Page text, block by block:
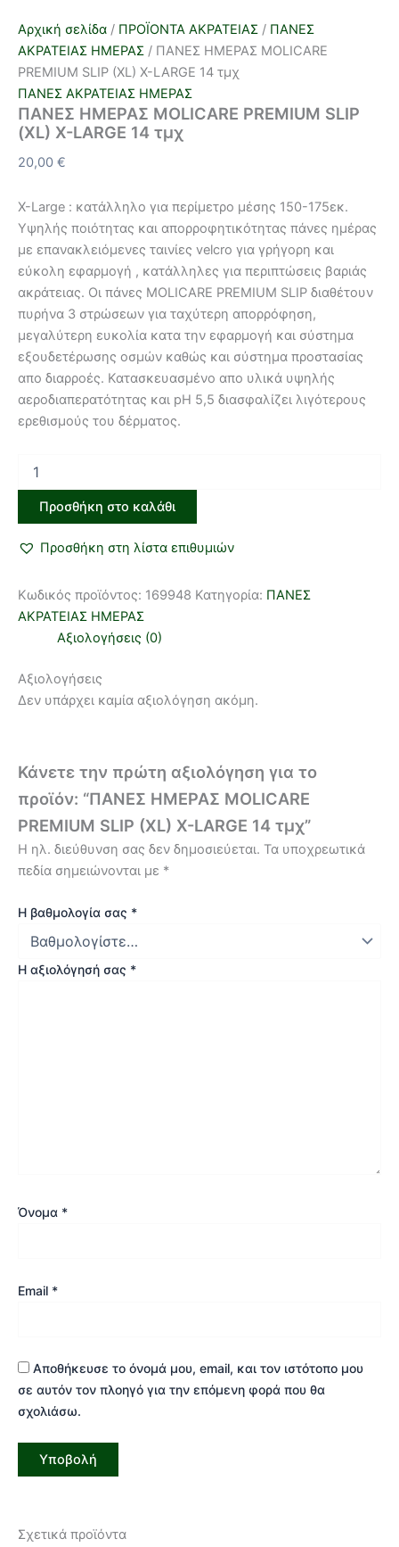
Αρχική σελίδα / ΠΡΟΪΟΝΤΑ ΑΚΡΑΤΕΙΑΣ / ΠΑΝΕΣ
ΑΚΡΑΤΕΙΑΣ ΗΜΕΡΑΣ / ΠΑΝΕΣ ΗΜΕΡΑΣ MOLICARE
PREMIUM SLIP (XL) X-LARGE 14 τμχ
ΠΑΝΕΣ ΑΚΡΑΤΕΙΑΣ ΗΜΕΡΑΣ
ΠΑΝΕΣ ΗΜΕΡΑΣ MOLICARE PREMIUM SLIP
(XL) X-LARGE 14 τμχ
20,00 €
X-Large : κατάλληλο για περίμετρο μέσης 150-175εκ.
Υψηλής ποιότητας και απορροφητικότητας πάνες ημέρας
με επανακλειόμενες ταινίες velcro για γρήγορη και
εύκολη εφαρμογή , κατάλληλες για περιπτώσεις βαριάς
ακράτειας. Οι πάνες MOLICARE PREMIUM SLIP διαθέτουν
πυρήνα 3 στρώσεων για ταχύτερη απορρόφηση,
μεγαλύτερη ευκολία κατα την εφαρμογή και σύστημα
εξουδετέρωσης οσμών καθώς και σύστημα προστασίας
απο διαρροές. Κατασκευασμένο απο υλικά υψηλής
αεροδιαπερατότητας και pH 5,5 διασφαλίζει λιγότερους
ερεθισμούς του δέρματος.
Προσθήκη στο καλάθι
Προσθήκη στη λίστα επιθυμιών
Κωδικός προϊόντος: 169948 Κατηγορία: ΠΑΝΕΣ
ΑΚΡΑΤΕΙΑΣ ΗΜΕΡΑΣ
Αξιολογήσεις (0)
Αξιολογήσεις
Δεν υπάρχει καμία αξιολόγηση ακόμη.
Κάνετε την πρώτη αξιολόγηση για το
προϊόν: “ΠΑΝΕΣ ΗΜΕΡΑΣ MOLICARE
PREMIUM SLIP (XL) X-LARGE 14 τμχ”
Η ηλ. διεύθυνση σας δεν δημοσιεύεται. Τα υποχρεωτικά
πεδία σημειώνονται με *
Η βαθμολογία σας *
Η αξιολόγησή σας *
Όνομα *
Email *
Αποθήκευσε το όνομά μου, email, και τον ιστότοπο μου
σε αυτόν τον πλοηγό για την επόμενη φορά που θα
σχολιάσω.
Σχετικά προϊόντα